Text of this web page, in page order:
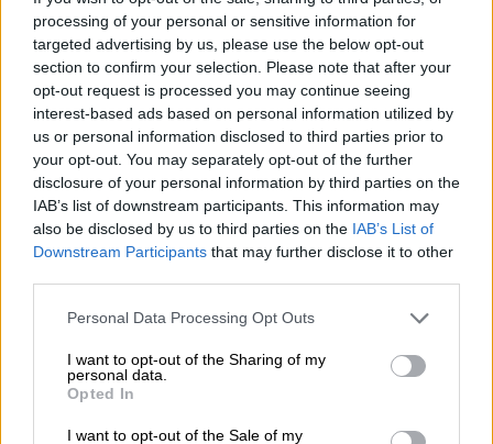
processing of your personal or sensitive information for
targeted advertising by us, please use the below opt-out
section to confirm your selection. Please note that after your
opt-out request is processed you may continue seeing
interest-based ads based on personal information utilized by
us or personal information disclosed to third parties prior to
your opt-out. You may separately opt-out of the further
disclosure of your personal information by third parties on the
IAB’s list of downstream participants. This information may
also be disclosed by us to third parties on the IAB’s List of
Downstream Participants that may further disclose it to other
Please note that this website/app uses one or more Google
not limited to your visit or usage behaviour. You may click to
grant or deny consent to Google and its third-party tags to
use your data for below specified purposes in below Google
consent section.
Personal Data Processing Opt Outs
I want to opt-out of the Sharing of my
personal data.
Opted In
I want to opt-out of the Sale of my
ψηφοφορία στο Μιζούρι - Οδηγοί
εγκλωβίστηκαν στα αυτοκίνητά τους
Κόσμος|05.11.2024 18:27
Φοιτητές βγήκαν πρώτο ραντεβού
στην... προεκλογική συγκέντρωση
της Κάμαλα Χάρις
Η πιθανότητα να κερδίσει έχει
αυξηθεί κατά 6 μονάδες
Σύμφωνα με την εκτίμηση του Economist, η
Κάμαλα Χάρις έχει προβάδισμα στις